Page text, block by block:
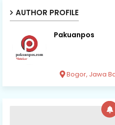
AUTHOR PROFILE
Pakuanpos
Bogor, Jawa